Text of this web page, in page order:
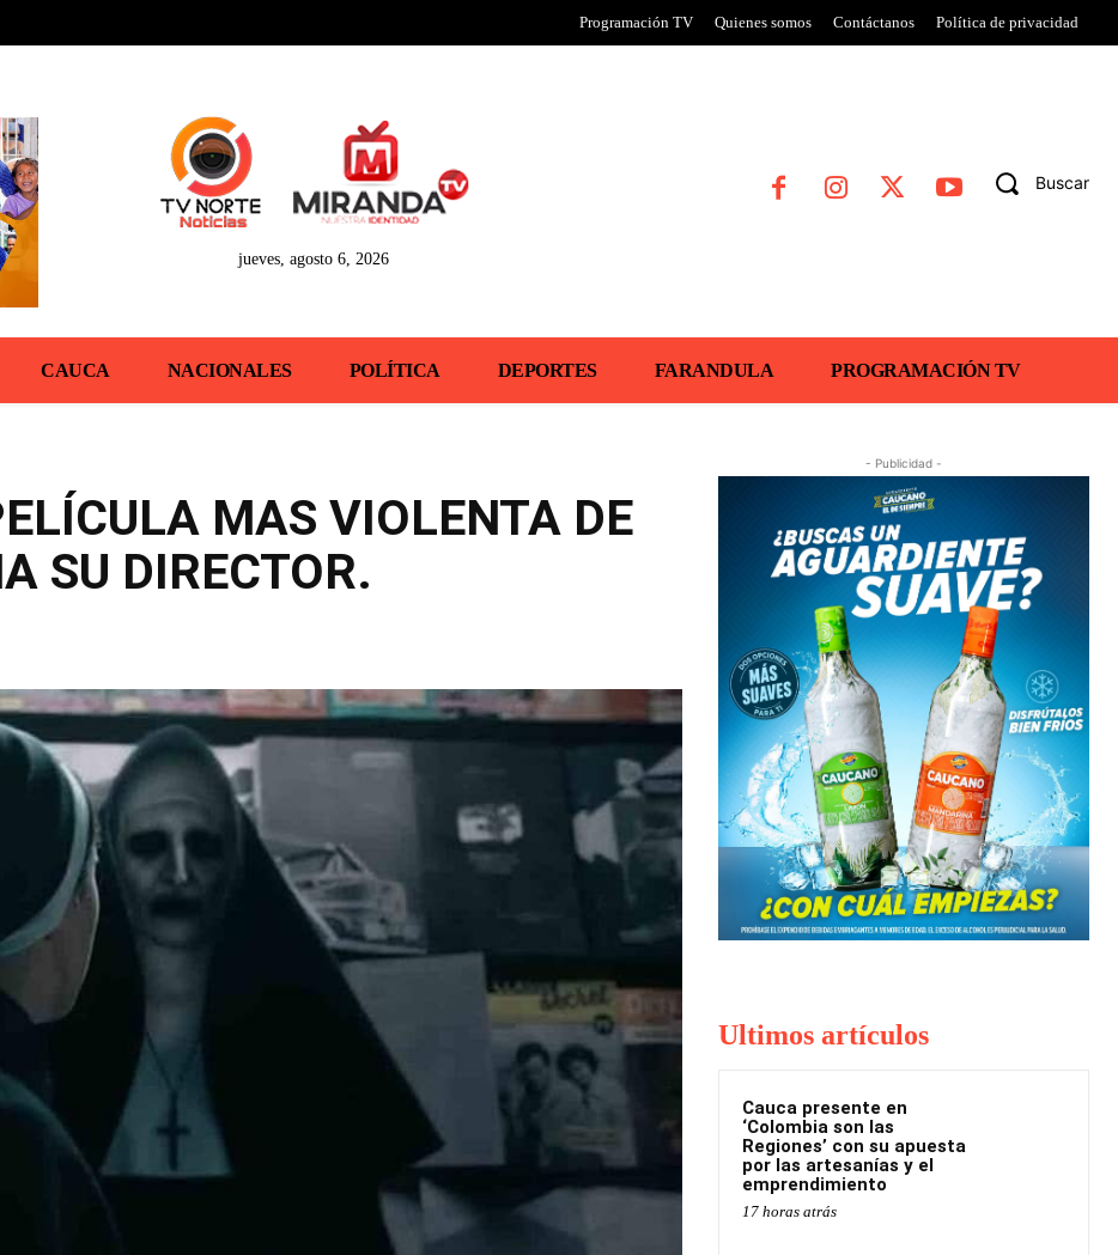
Programación TV Quienes somos Contáctanos Política de privacidad
jueves, agosto 6, 2026
Buscar
CAUCA NACIONALES POLÍTICA DEPORTES FARANDULA PROGRAMACIÓN TV
MAS VIOLENTA DE
SU DIRECTOR.
- Publicidad -
Ultimos artículos
Cauca presente en
‘Colombia son las
Regiones’ con su apuesta
por las artesanías y el
emprendimiento
17 horas atrás